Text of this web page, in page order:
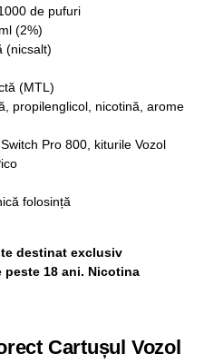
de pufuri
(2%)
(nicsalt)
(MTL)
propilenglicol, nicotină, arome
Pro 800, kiturile Vozol
folosință
destinat exclusiv
peste 18 ani. Nicotina
Cartușul Vozol